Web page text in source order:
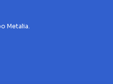
Metalia.